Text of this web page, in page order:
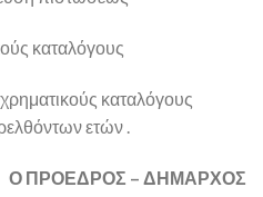
καταλόγους
καταλόγους
ετών .
Ο ΠΡΟΕΔΡΟΣ – ΔΗΜΑΡΧΟΣ